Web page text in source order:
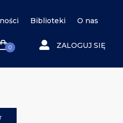
Biblioteki O nas
0 ZALOGUJ SIĘ